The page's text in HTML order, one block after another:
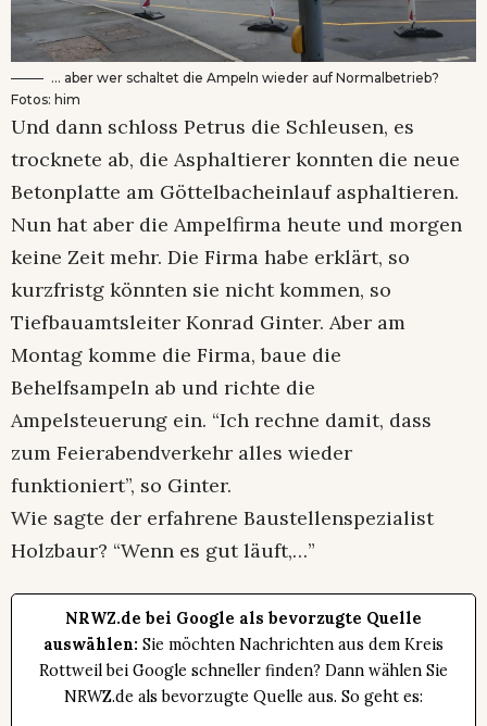
… aber wer schaltet die Ampeln wieder auf Normalbetrieb?
Fotos: him
Und dann schloss Petrus die Schleusen, es
trocknete ab, die Asphaltierer konnten die neue
Betonplatte am Göttelbacheinlauf asphaltieren.
Nun hat aber die Ampelfirma heute und morgen
keine Zeit mehr. Die Firma habe erklärt, so
kurzfristg könnten sie nicht kommen, so
Tiefbauamtsleiter Konrad Ginter. Aber am
Montag komme die Firma, baue die
Behelfsampeln ab und richte die
Ampelsteuerung ein. “Ich rechne damit, dass
zum Feierabendverkehr alles wieder
funktioniert”, so Ginter.
Wie sagte der erfahrene Baustellenspezialist
Holzbaur? “Wenn es gut läuft,…”
NRWZ.de bei Google als bevorzugte Quelle
auswählen: Sie möchten Nachrichten aus dem Kreis
Rottweil bei Google schneller finden? Dann wählen Sie
NRWZ.de als bevorzugte Quelle aus. So geht es: